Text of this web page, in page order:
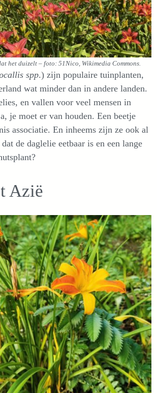
het duizelt – foto: 51Nico, Wikimedia Commons.
spp.) zijn populaire tuinplanten,
wat minder dan in andere landen.
en vallen voor veel mensen in
je moet er van houden. Een beetje
associatie. En inheems zijn ze ook al
de daglelie eetbaar is en een lange
Azië